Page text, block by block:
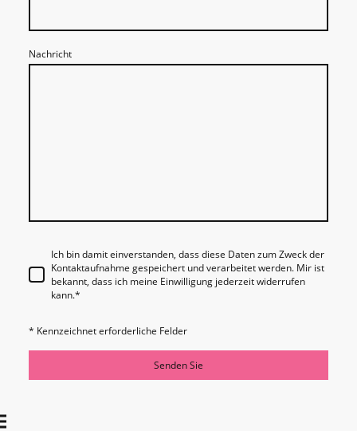
Nachricht
Ich bin damit einverstanden, dass diese Daten zum Zweck der
Kontaktaufnahme gespeichert und verarbeitet werden. Mir ist
bekannt, dass ich meine Einwilligung jederzeit widerrufen
kann.*
* Kennzeichnet erforderliche Felder
Senden Sie